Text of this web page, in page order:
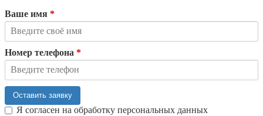
Ваше имя *
Номер телефона *
Оставить заявку
Я согласен на обработку персональных данных